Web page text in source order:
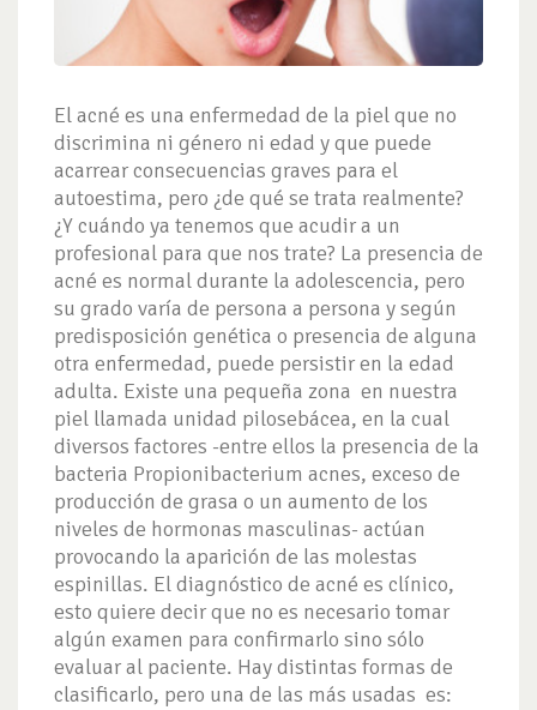
El acné es una enfermedad de la piel que no
discrimina ni género ni edad y que puede
acarrear consecuencias graves para el
autoestima, pero ¿de qué se trata realmente?
¿Y cuándo ya tenemos que acudir a un
profesional para que nos trate? La presencia de
acné es normal durante la adolescencia, pero
su grado varía de persona a persona y según
predisposición genética o presencia de alguna
otra enfermedad, puede persistir en la edad
adulta. Existe una pequeña zona en nuestra
piel llamada unidad pilosebácea, en la cual
diversos factores -entre ellos la presencia de la
bacteria Propionibacterium acnes, exceso de
producción de grasa o un aumento de los
niveles de hormonas masculinas- actúan
provocando la aparición de las molestas
espinillas. El diagnóstico de acné es clínico,
esto quiere decir que no es necesario tomar
algún examen para confirmarlo sino sólo
evaluar al paciente. Hay distintas formas de
clasificarlo, pero una de las más usadas es: